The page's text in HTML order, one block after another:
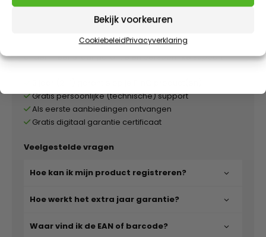
Bekijk voorkeuren
CookiebeleidPrivacyverklaring
begrijpen we. Registreer je product en profiteer van
onder meer 3 jaar garantie en persoonlijke support.
Gratis persoonlijke (technische) support
Als eerste aanbiedingen ontvangen
Gratis digitaal garantie certificaat
Veelgestelde vragen
Hoe kan ik mijn product registreren?
Hoe werkt het extra jaar garantie?
Waar vind ik de EAN of barcode?